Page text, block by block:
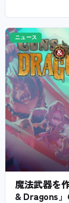
ニュース
魔法武器を
& Dragons